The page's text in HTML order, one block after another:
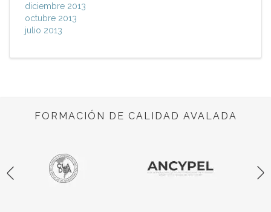
diciembre 2013
octubre 2013
julio 2013
FORMACIÓN DE CALIDAD AVALADA